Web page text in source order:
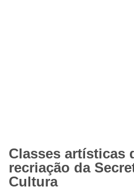
Classes artísticas
recriação da
Cultura